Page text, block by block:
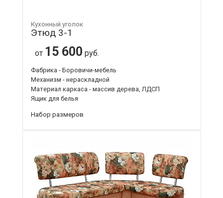
Кухонный уголок
Этюд 3-1
от 15 600 руб.
Фабрика - Боровичи-мебель
Механизм - нераскладной
Материал каркаса - массив дерева, ЛДСП
Ящик для белья
Набор размеров